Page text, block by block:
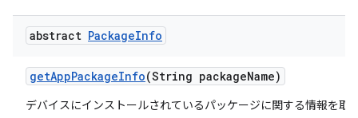
abstract PackageInfo
getAppPackageInfo(String packageName)
デバイスにインストールされているパッケージに関する情報を取